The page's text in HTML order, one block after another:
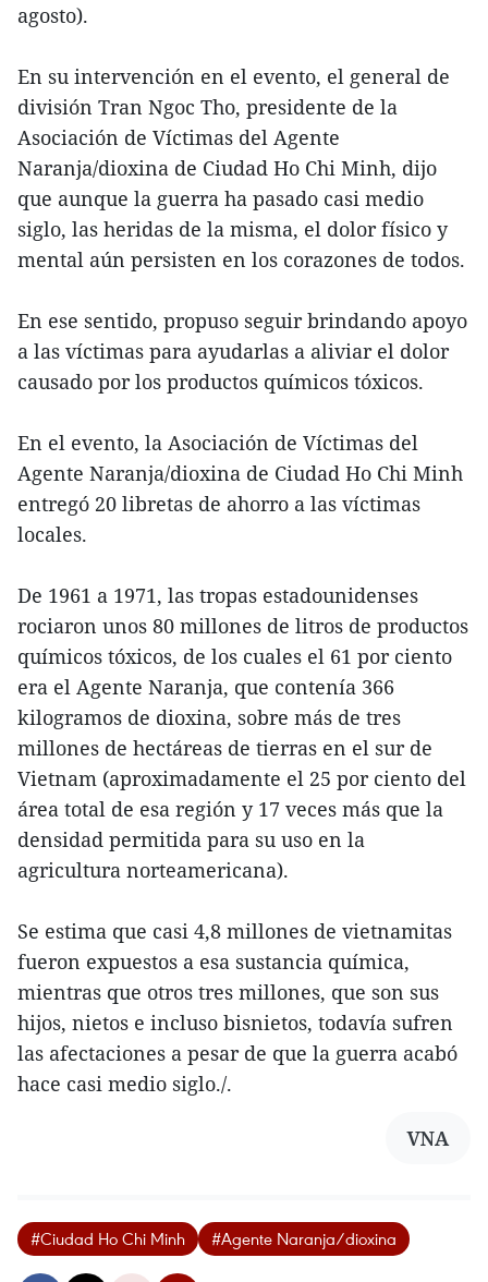
agosto).
En su intervención en el evento, el general de
división Tran Ngoc Tho, presidente de la
Asociación de Víctimas del Agente
Naranja/dioxina de Ciudad Ho Chi Minh, dijo
que aunque la guerra ha pasado casi medio
siglo, las heridas de la misma, el dolor físico y
mental aún persisten en los corazones de todos.
En ese sentido, propuso seguir brindando apoyo
a las víctimas para ayudarlas a aliviar el dolor
causado por los productos químicos tóxicos.
En el evento, la Asociación de Víctimas del
Agente Naranja/dioxina de Ciudad Ho Chi Minh
entregó 20 libretas de ahorro a las víctimas
locales.
De 1961 a 1971, las tropas estadounidenses
rociaron unos 80 millones de litros de productos
químicos tóxicos, de los cuales el 61 por ciento
era el Agente Naranja, que contenía 366
kilogramos de dioxina, sobre más de tres
millones de hectáreas de tierras en el sur de
Vietnam (aproximadamente el 25 por ciento del
área total de esa región y 17 veces más que la
densidad permitida para su uso en la
agricultura norteamericana).
Se estima que casi 4,8 millones de vietnamitas
fueron expuestos a esa sustancia química,
mientras que otros tres millones, que son sus
hijos, nietos e incluso bisnietos, todavía sufren
las afectaciones a pesar de que la guerra acabó
hace casi medio siglo./.
VNA
#Ciudad Ho Chi Minh #Agente Naranja/dioxina